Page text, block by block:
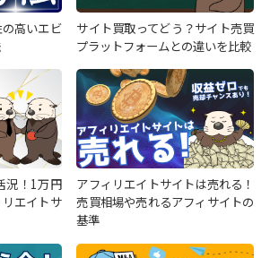
の高いエビ
サイト買取ってどう？サイト売買
プラットフォームとの違いを比較
況！1万円
エイトサ
アフィリエイトサイトは売れる！
売買相場や売れるアフィサイトの
基準